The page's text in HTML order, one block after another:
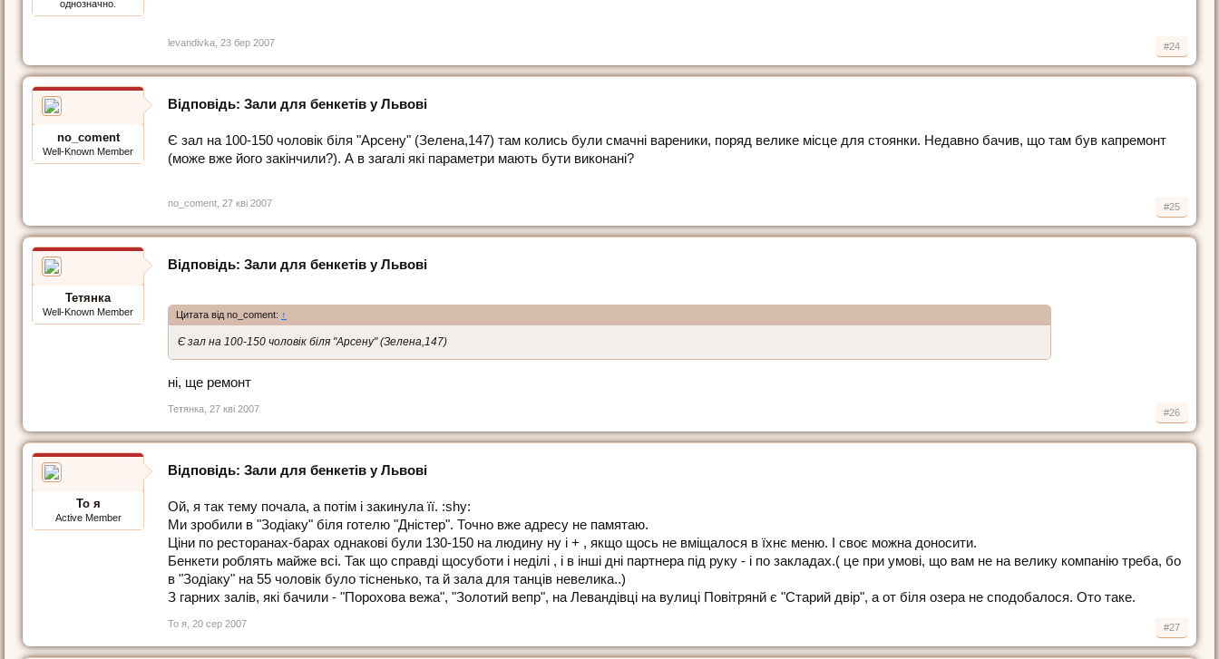
однозначно.
levandivka 23 бер 2007 #24
no_coment
Well-Known Member
Відповідь: Зали для бенкетів у Львові
Є зал на 100-150 чоловік біля "Арсену" (Зелена,147) там колись були смачні вареники, поряд велике місце для стоянки. Недавно бачив, що там був капремонт
(може вже його закінчили?). А в загалі які параметри мають бути виконані?
no_coment 27 кві 2007 #25
Тетянка
Well-Known Member
Відповідь: Зали для бенкетів у Львові
Цитата від no_coment: ↑
Є зал на 100-150 чоловік біля "Арсену" (Зелена,147)
ні, ще ремонт
Тетянка 27 кві 2007 #26
То я
Active Member
Відповідь: Зали для бенкетів у Львові
Ой, я так тему почала, а потім і закинула її. :shy:
Ми зробили в "Зодіаку" біля готелю "Дністер". Точно вже адресу не памятаю.
Ціни по ресторанах-барах однакові були 130-150 на людину ну і + , якщо щось не вміщалося в їхнє меню. І своє можна доносити.
Бенкети роблять майже всі. Так що справді щосуботи і неділі , і в інші дні партнера під руку - і по закладах.( це при умові, що вам не на велику компанію треба, бо
в "Зодіаку" на 55 чоловік було тісненько, та й зала для танців невелика..)
З гарних залів, які бачили - "Порохова вежа", "Золотий вепр", на Левандівці на вулиці Повітрянй є "Старий двір", а от біля озера не сподобалося. Ото таке.
То я 20 сер 2007 #27